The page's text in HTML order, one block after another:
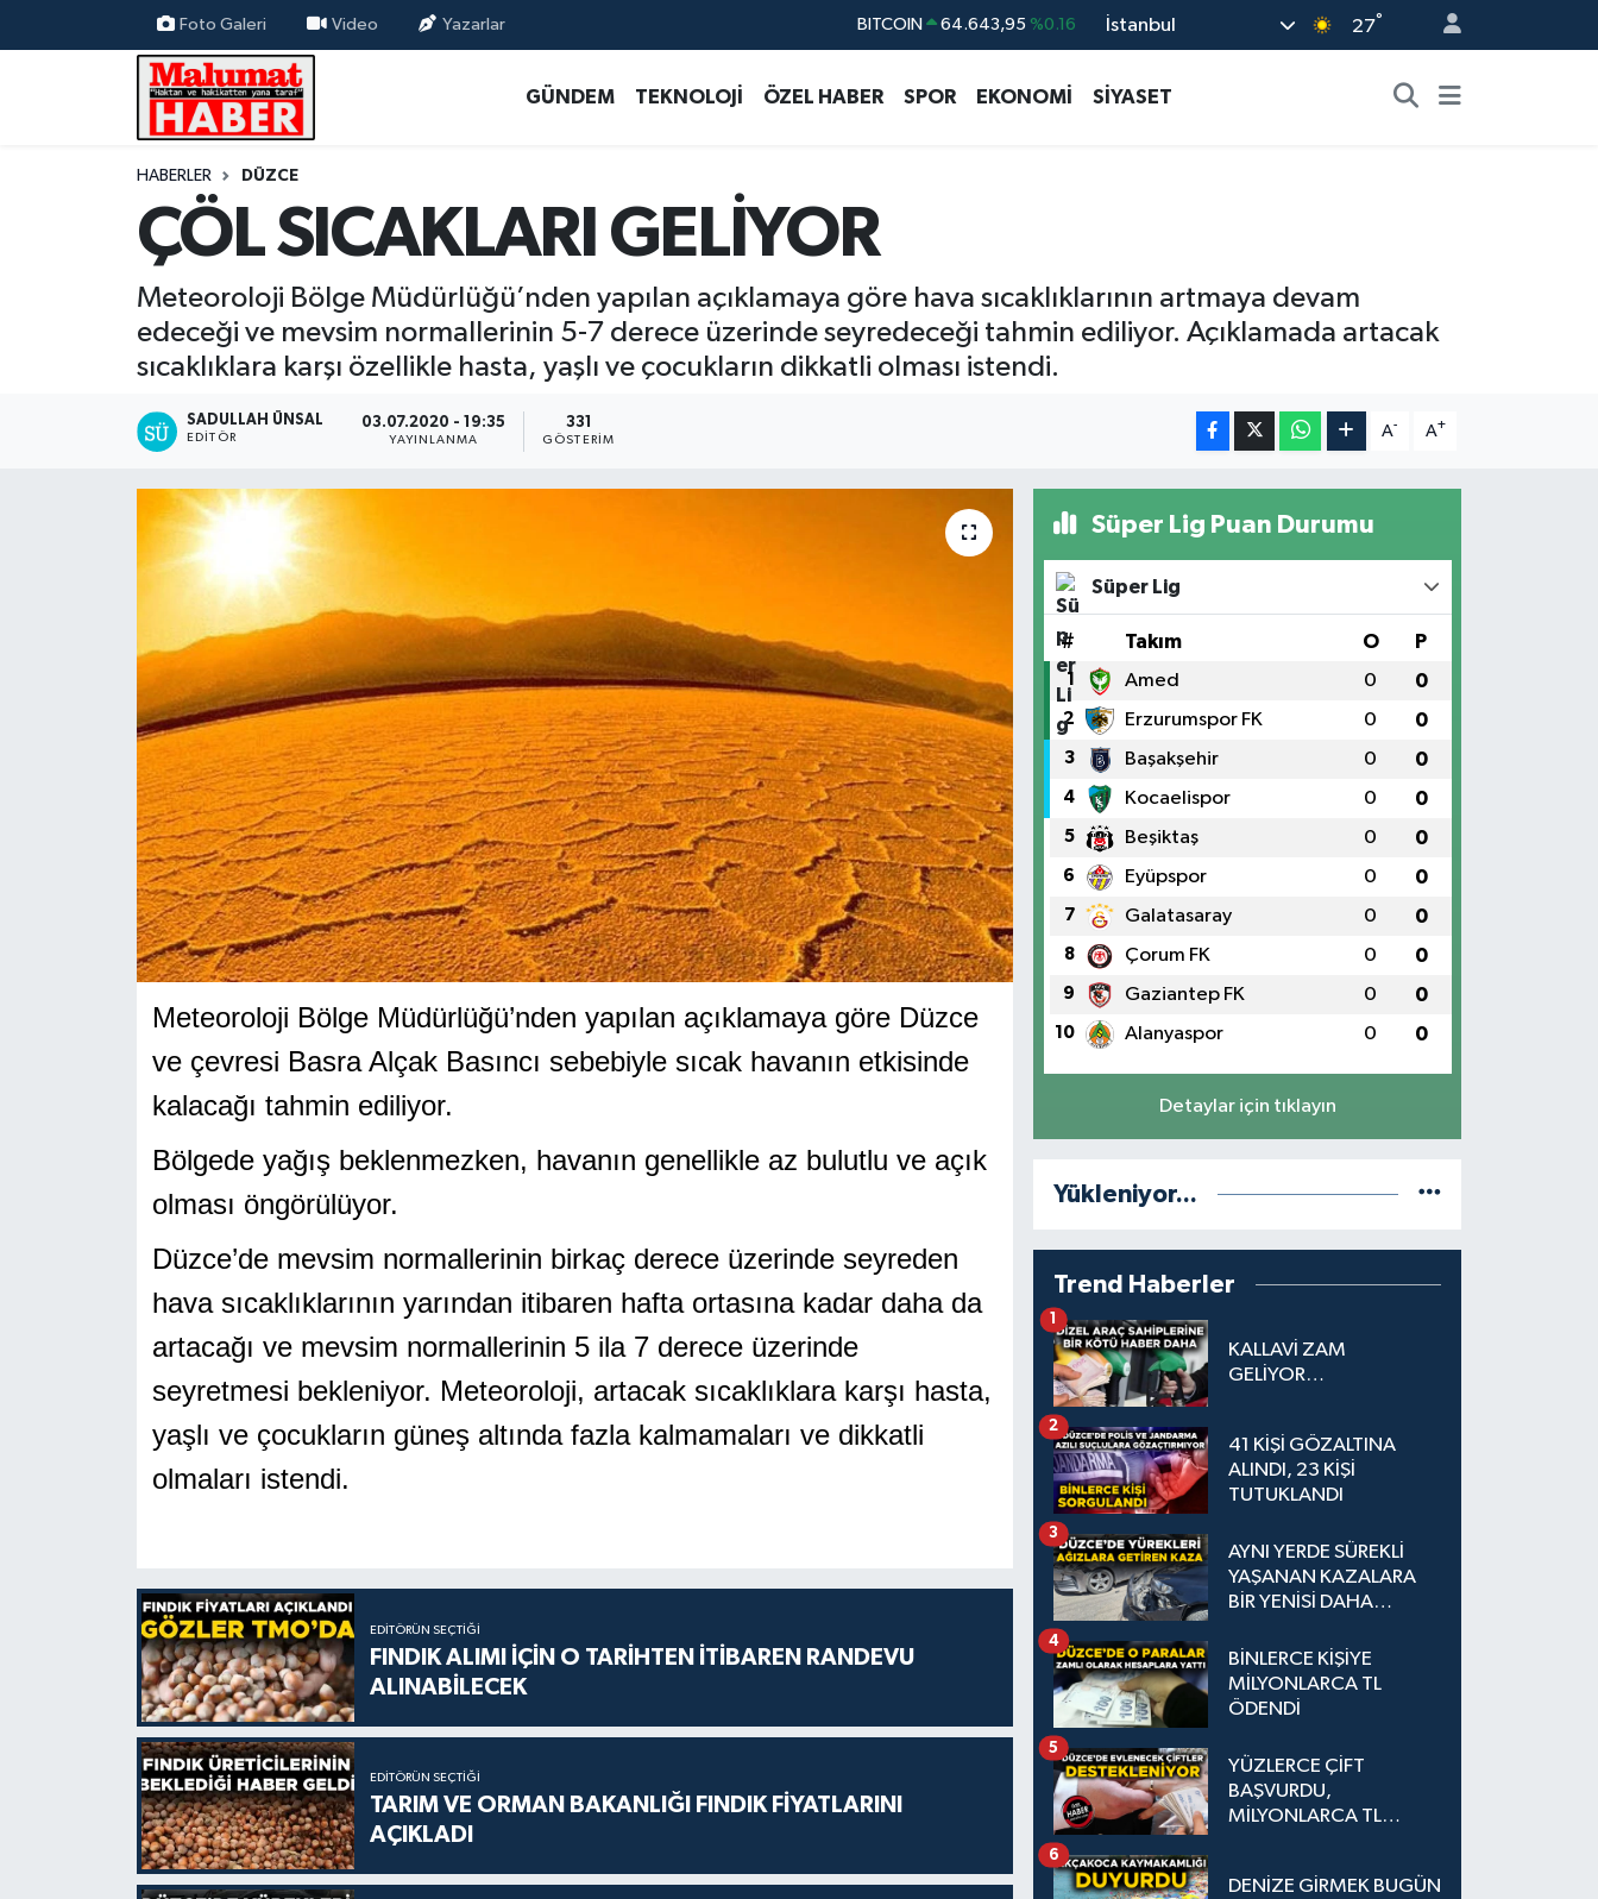
Foto Galeri Video Yazarlar BITCOIN 64.643,95 %0.16
EURO 55,0250 %0.02
İstanbul 27°
GÜNDEM TEKNOLOJİ ÖZEL HABER SPOR EKONOMİ SİYASET
HABERLER DÜZCE
ÇÖL SICAKLARI GELİYOR
Meteoroloji Bölge Müdürlüğü’nden yapılan açıklamaya göre hava sıcaklıklarının artmaya devam
edeceği ve mevsim normallerinin 5-7 derece üzerinde seyredeceği tahmin ediliyor. Açıklamada artacak
sıcaklıklara karşı özellikle hasta, yaşlı ve çocukların dikkatli olması istendi.
SADULLAH ÜNSAL
EDITÖR
03.07.2020 - 19:35
YAYINLANMA
331
GÖSTERIM
A- A+
Meteoroloji Bölge Müdürlüğü’nden yapılan açıklamaya göre Düzce
ve çevresi Basra Alçak Basıncı sebebiyle sıcak havanın etkisinde
kalacağı tahmin ediliyor.
Bölgede yağış beklenmezken, havanın genellikle az bulutlu ve açık
olması öngörülüyor.
Düzce’de mevsim normallerinin birkaç derece üzerinde seyreden
hava sıcaklıklarının yarından itibaren hafta ortasına kadar daha da
artacağı ve mevsim normallerinin 5 ila 7 derece üzerinde
seyretmesi bekleniyor. Meteoroloji, artacak sıcaklıklara karşı hasta,
yaşlı ve çocukların güneş altında fazla kalmamaları ve dikkatli
olmaları istendi.
EDITÖRÜN SEÇTIĞI
FINDIK ALIMI İÇİN O TARİHTEN İTİBAREN RANDEVU
ALINABİLECEK
EDITÖRÜN SEÇTIĞI
TARIM VE ORMAN BAKANLIĞI FINDIK FİYATLARINI
AÇIKLADI
Süper Lig Puan Durumu
Süper Lig
# Takım O P
1 Amed 0 0
2 Erzurumspor FK 0 0
3 Başakşehir 0 0
4 Kocaelispor 0 0
5 Beşiktaş 0 0
6 Eyüpspor 0 0
7 Galatasaray 0 0
8 Çorum FK 0 0
9 Gaziantep FK 0 0
10 Alanyaspor 0 0
Detaylar için tıklayın
Yükleniyor...
Trend Haberler
KALLAVİ ZAM
GELİYOR…
1
41 KİŞİ GÖZALTINA
ALINDI, 23 KİŞİ
TUTUKLANDI
2
AYNI YERDE SÜREKLİ
YAŞANAN KAZALARA
BİR YENİSİ DAHA
3
BİNLERCE KİŞİYE
MİLYONLARCA TL
ÖDENDİ
4
YÜZLERCE ÇİFT
BAŞVURDU,
MİLYONLARCA TL
5
DENİZE GİRMEK BUGÜN
6
Nöbetçi Eczaneler
Trafik Durumu
Süper Lig Puan Durumu ve Fikstür
Tüm Manşetler
Haber Arşivi